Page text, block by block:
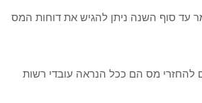
מס עד 6 שש שנים אחורה, כלומר עד סוף השנה ניתן להגיש את דוחות המס
להחזרי מס הם ככל הנראה עובדי רשות